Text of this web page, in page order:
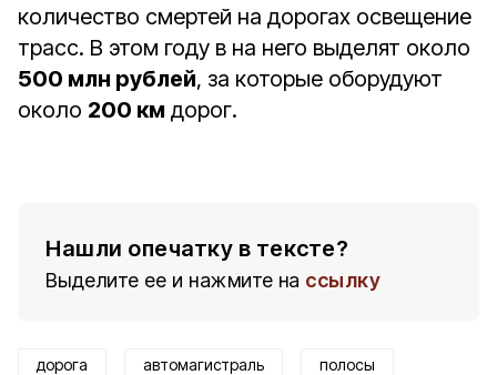
количество смертей на дорогах освещение
трасс. В этом году в на него выделят около
500 млн рублей, за которые оборудуют
около 200 км дорог.
Нашли опечатку в тексте?
Выделите ее и нажмите на ссылку
дорога автомагистраль полосы